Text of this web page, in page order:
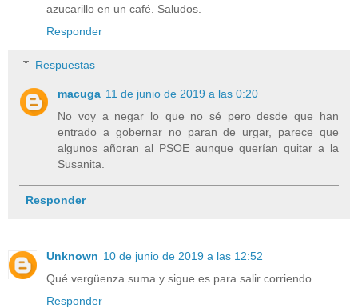
azucarillo en un café. Saludos.
Responder
Respuestas
macuga 11 de junio de 2019 a las 0:20
No voy a negar lo que no sé pero desde que han
entrado a gobernar no paran de urgar, parece que
algunos añoran al PSOE aunque querían quitar a la
Susanita.
Responder
Unknown 10 de junio de 2019 a las 12:52
Qué vergüenza suma y sigue es para salir corriendo.
Responder